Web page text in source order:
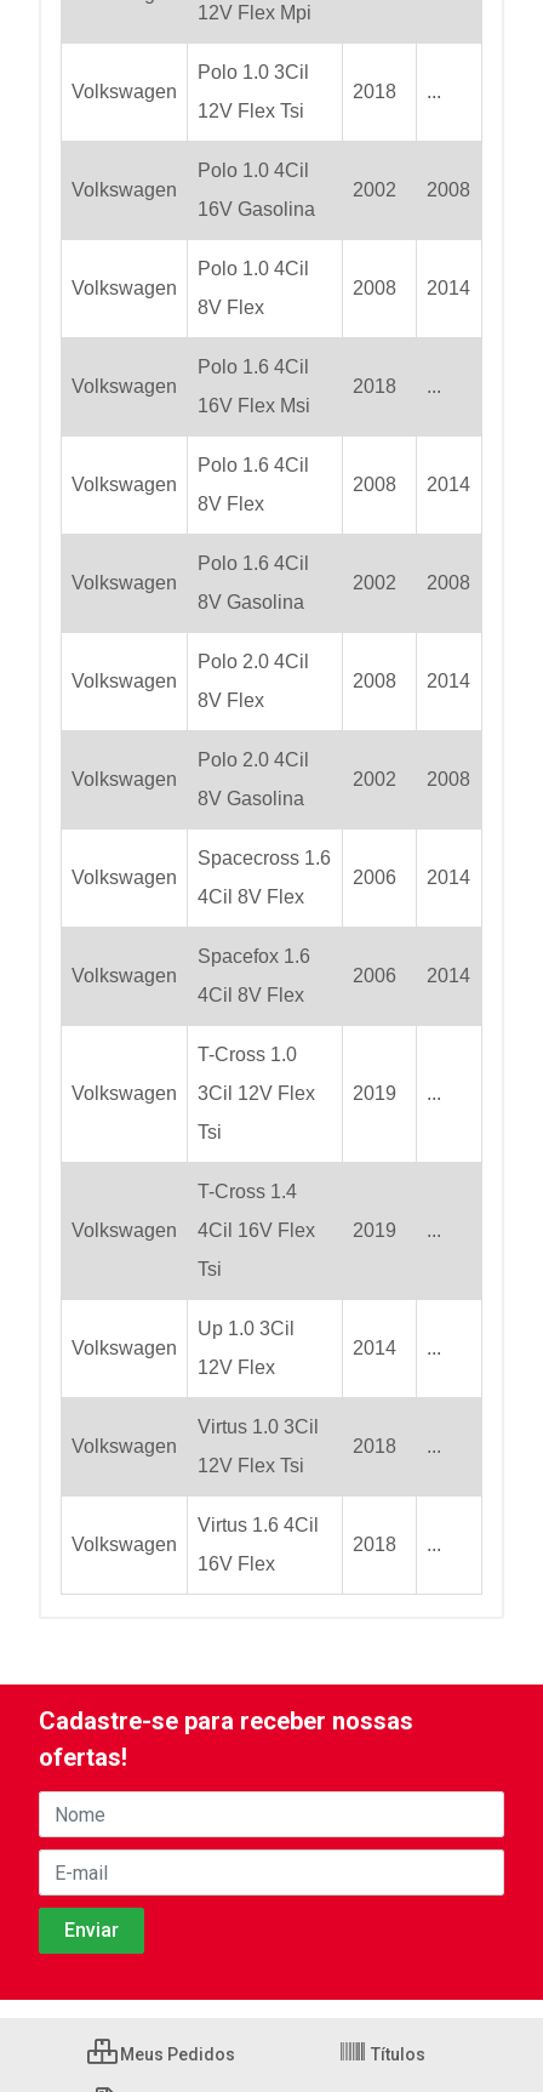
12V Flex Mpi
Volkswagen
Polo 1.0 3Cil
12V Flex Tsi
2018 ...
Volkswagen
Polo 1.0 4Cil
16V Gasolina
2002 2008
Volkswagen
Polo 1.0 4Cil
8V Flex
2008 2014
Volkswagen
Polo 1.6 4Cil
16V Flex Msi
2018 ...
Volkswagen
Polo 1.6 4Cil
8V Flex
2008 2014
Volkswagen
Polo 1.6 4Cil
8V Gasolina
2002 2008
Volkswagen
Polo 2.0 4Cil
8V Flex
2008 2014
Volkswagen
Polo 2.0 4Cil
8V Gasolina
2002 2008
Volkswagen
Spacecross 1.6
4Cil 8V Flex
2006 2014
Volkswagen
Spacefox 1.6
4Cil 8V Flex
2006 2014
Volkswagen
T-Cross 1.0
3Cil 12V Flex
Tsi
2019 ...
Volkswagen
T-Cross 1.4
4Cil 16V Flex
Tsi
2019 ...
Volkswagen
Up 1.0 3Cil
12V Flex
2014 ...
Volkswagen
Virtus 1.0 3Cil
12V Flex Tsi
2018 ...
Volkswagen
Virtus 1.6 4Cil
16V Flex
2018 ...
Cadastre-se para receber nossas
ofertas!
Meus Pedidos Títulos